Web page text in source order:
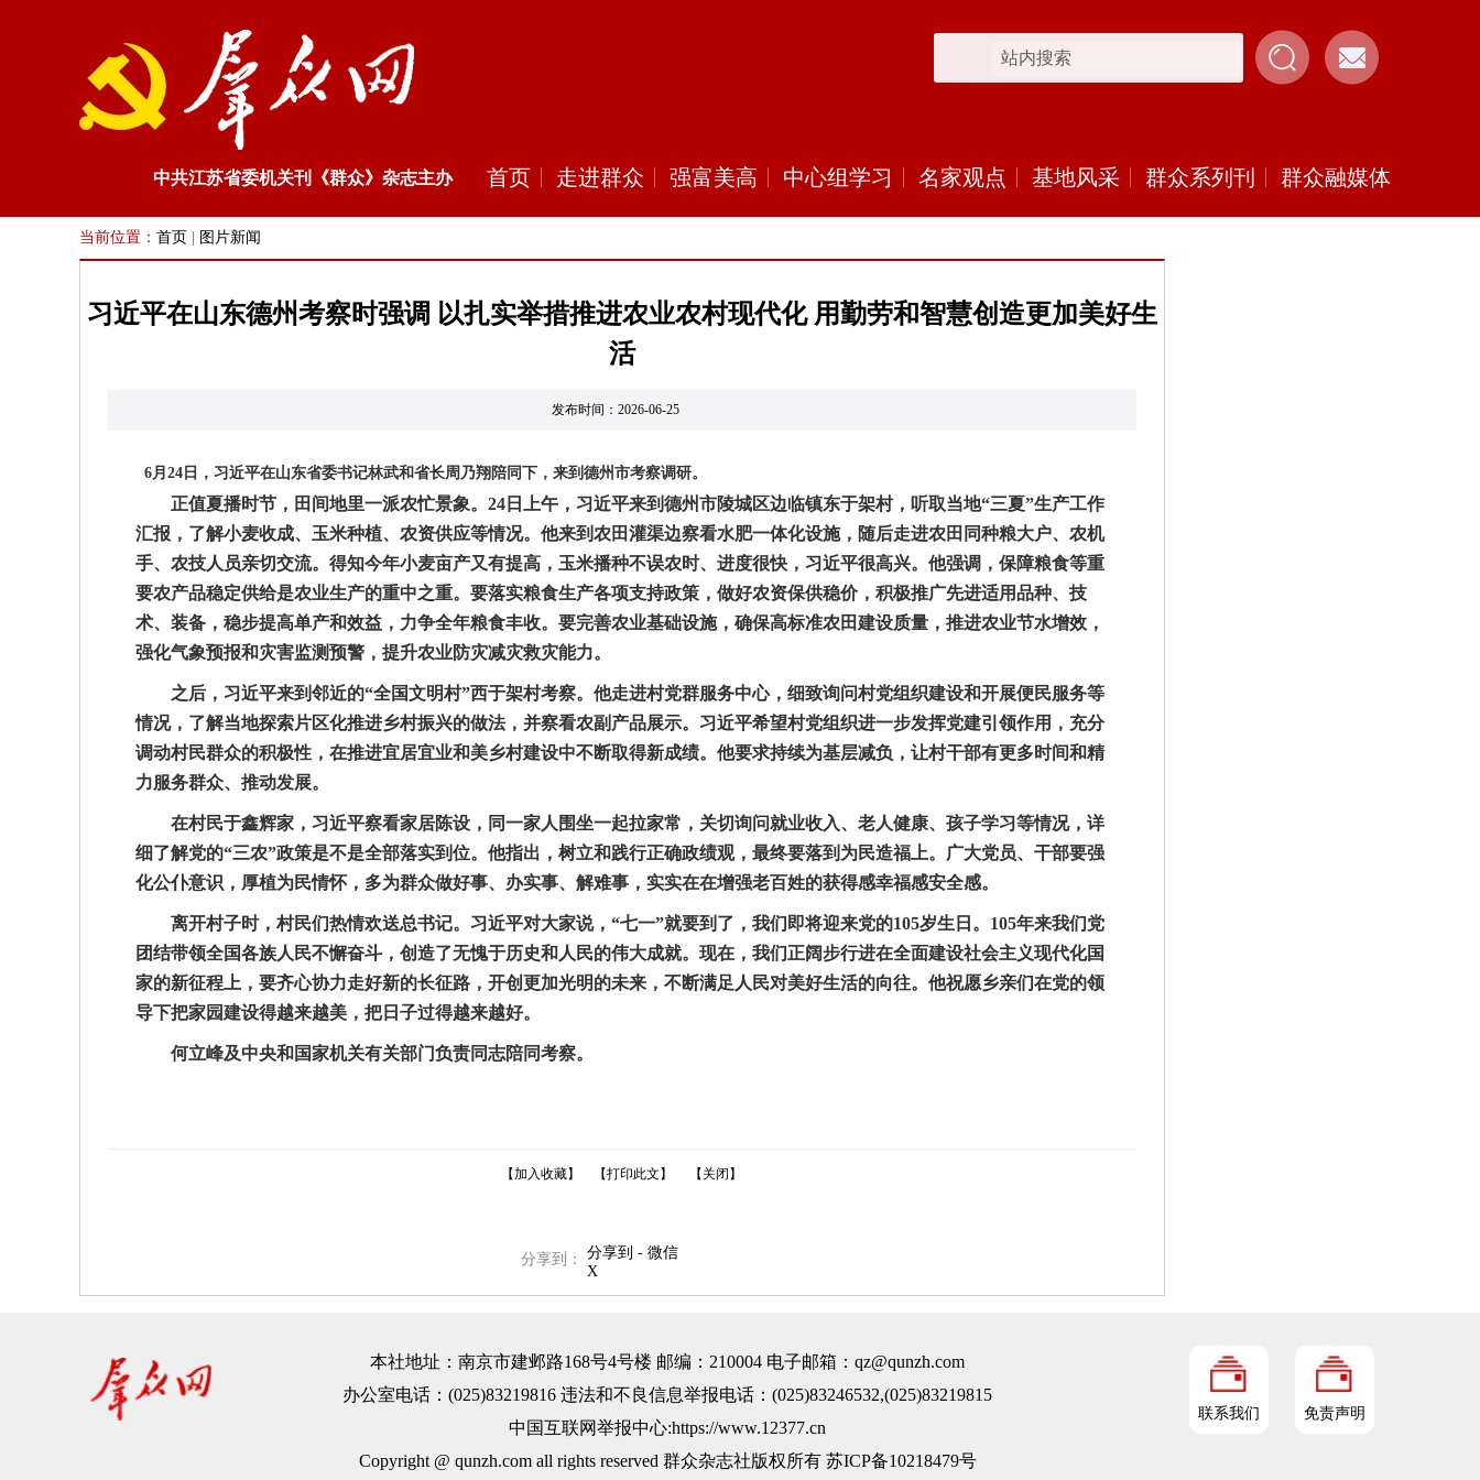
中共江苏省委机关刊《群众》杂志主办 首页 走进群众 强富美高 中心组学习 名家观点 基地风采 群众系列刊 群众融媒体
当前位置： 首页 图片新闻
习近平在山东德州考察时强调 以扎实举措推进农业农村现代化 用勤劳和智慧创造更加美好生
活
发布时间：2026-06-25
6月24日，习近平在山东省委书记林武和省长周乃翔陪同下，来到德州市考察调研。
正值夏播时节，田间地里一派农忙景象。24日上午，习近平来到德州市陵城区边临镇东于架村，听取当地“三夏”生产工作
汇报，了解小麦收成、玉米种植、农资供应等情况。他来到农田灌渠边察看水肥一体化设施，随后走进农田同种粮大户、农机
手、农技人员亲切交流。得知今年小麦亩产又有提高，玉米播种不误农时、进度很快，习近平很高兴。他强调，保障粮食等重
要农产品稳定供给是农业生产的重中之重。要落实粮食生产各项支持政策，做好农资保供稳价，积极推广先进适用品种、技
术、装备，稳步提高单产和效益，力争全年粮食丰收。要完善农业基础设施，确保高标准农田建设质量，推进农业节水增效，
强化气象预报和灾害监测预警，提升农业防灾减灾救灾能力。
之后，习近平来到邻近的“全国文明村”西于架村考察。他走进村党群服务中心，细致询问村党组织建设和开展便民服务等
情况，了解当地探索片区化推进乡村振兴的做法，并察看农副产品展示。习近平希望村党组织进一步发挥党建引领作用，充分
调动村民群众的积极性，在推进宜居宜业和美乡村建设中不断取得新成绩。他要求持续为基层减负，让村干部有更多时间和精
力服务群众、推动发展。
在村民于鑫辉家，习近平察看家居陈设，同一家人围坐一起拉家常，关切询问就业收入、老人健康、孩子学习等情况，详
细了解党的“三农”政策是不是全部落实到位。他指出，树立和践行正确政绩观，最终要落到为民造福上。广大党员、干部要强
化公仆意识，厚植为民情怀，多为群众做好事、办实事、解难事，实实在在增强老百姓的获得感幸福感安全感。
离开村子时，村民们热情欢送总书记。习近平对大家说，“七一”就要到了，我们即将迎来党的105岁生日。105年来我们党
团结带领全国各族人民不懈奋斗，创造了无愧于历史和人民的伟大成就。现在，我们正阔步行进在全面建设社会主义现代化国
家的新征程上，要齐心协力走好新的长征路，开创更加光明的未来，不断满足人民对美好生活的向往。他祝愿乡亲们在党的领
导下把家园建设得越来越美，把日子过得越来越好。
何立峰及中央和国家机关有关部门负责同志陪同考察。
【加入收藏】 【打印此文】 【关闭】
分享到：
分享到 - 微信
X
本社地址：南京市建邺路168号4号楼 邮编：210004 电子邮箱：qz@qunzh.com
办公室电话：(025)83219816 违法和不良信息举报电话：(025)83246532,(025)83219815
中国互联网举报中心:https://www.12377.cn
Copyright @ qunzh.com all rights reserved 群众杂志社版权所有 苏ICP备10218479号
联系我们 免责声明